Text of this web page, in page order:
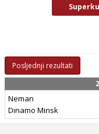
Posljednji rezultati
Neman
Dinamo Minsk